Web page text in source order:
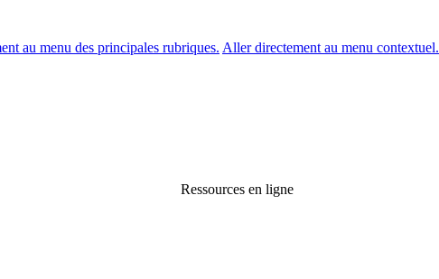
au menu des principales rubriques. Aller directement au menu contextuel.
Ressources en ligne